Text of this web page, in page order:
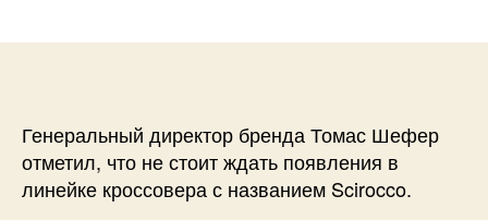
Генеральный директор бренда Томас Шефер
отметил, что не стоит ждать появления в
линейке кроссовера с названием Scirocco.